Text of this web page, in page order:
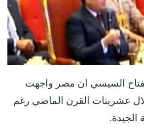
السيسي ان مصر واجهت
عشرينات القرن الماضي رغم
الجيدة.